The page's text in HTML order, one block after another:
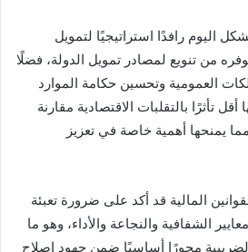
اليوم رافدًا استراتيجيًا لتمويل
من تنويع لمصادر تمويل الدولة، فضلًا
العمومية وتحسين حكامة الموارد
أقل تأثرًا بالتقلبات الاقتصادية مقارنة
يمنحها أهمية خاصة في تعزيز
المالية قد أكد على ضرورة تعبئة
الشفافية والنجاعة والأداء، وهو ما
محورًا أساسيًا ضمن جهود إصلاح